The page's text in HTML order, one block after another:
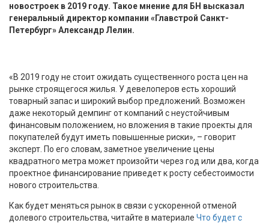
новостроек в 2019 году. Такое мнение для БН высказал
генеральный директор компании «Главстрой Санкт-
Петербург» Александр Лелин.
«В 2019 году не стоит ожидать существенного роста цен на
рынке строящегося жилья. У девелоперов есть хороший
товарный запас и широкий выбор предложений. Возможен
даже некоторый демпинг от компаний с неустойчивым
финансовым положением, но вложения в такие проекты для
покупателей будут иметь повышенные риски», – говорит
эксперт. По его словам, заметное увеличение цены
квадратного метра может произойти через год или два, когда
проектное финансирование приведет к росту себестоимости
нового строительства.
Как будет меняться рынок в связи с ускоренной отменой
долевого строительства, читайте в материале Что будет с